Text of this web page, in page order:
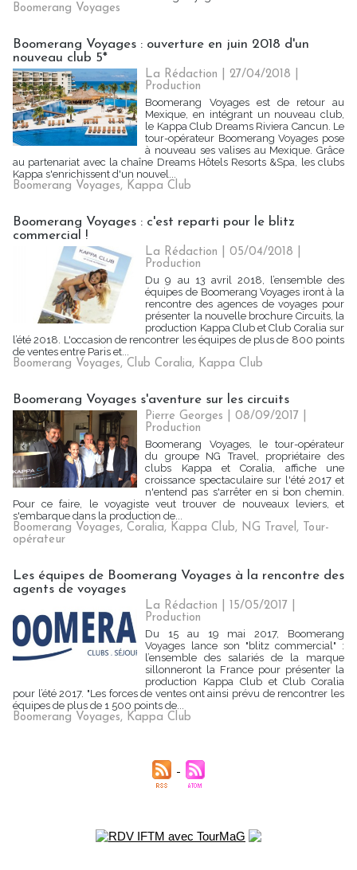
Boomerang Voyages
Boomerang Voyages : ouverture en juin 2018 d'un
nouveau club 5*
La Rédaction | 27/04/2018
Production
Boomerang Voyages est de retour au
Mexique, en intégrant un nouveau club,
le Kappa Club Dreams Riviera Cancun. Le
tour-opérateur Boomerang Voyages pose
à nouveau ses valises au Mexique. Grâce
au partenariat avec la chaîne Dreams Hôtels Resorts &Spa, les clubs
Kappa s'enrichissent d'un nouvel...
Boomerang Voyages, Kappa Club
Boomerang Voyages : c'est reparti pour le blitz
commercial !
La Rédaction | 05/04/2018
Production
Du 9 au 13 avril 2018, l’ensemble des
équipes de Boomerang Voyages iront à la
rencontre des agences de voyages pour
présenter la nouvelle brochure Circuits, la
production Kappa Club et Club Coralia sur
l’été 2018. L'occasion de rencontrer les équipes de plus de 800 points
de ventes entre Paris et...
Boomerang Voyages, Club Coralia, Kappa Club
Boomerang Voyages s'aventure sur les circuits
Pierre Georges | 08/09/2017
Production
Boomerang Voyages, le tour-opérateur
du groupe NG Travel, propriétaire des
clubs Kappa et Coralia, affiche une
croissance spectaculaire sur l'été 2017 et
n'entend pas s'arrêter en si bon chemin.
Pour ce faire, le voyagiste veut trouver de nouveaux leviers, et
s'embarque dans la production de...
Boomerang Voyages, Coralia, Kappa Club, NG Travel, Tour-
opérateur
Les équipes de Boomerang Voyages à la rencontre des
agents de voyages
La Rédaction | 15/05/2017
Production
Du 15 au 19 mai 2017, Boomerang
Voyages lance son "blitz commercial" :
l’ensemble des salariés de la marque
sillonneront la France pour présenter la
production Kappa Club et Club Coralia
pour l’été 2017. "Les forces de ventes ont ainsi prévu de rencontrer les
équipes de plus de 1 500 points de...
Boomerang Voyages, Kappa Club